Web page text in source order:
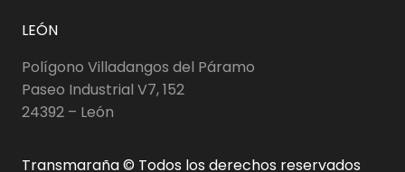
LEÓN
Polígono Villadangos del Páramo
Paseo Industrial V7, 152
24392 – León
Transmaraña © Todos los derechos reservados